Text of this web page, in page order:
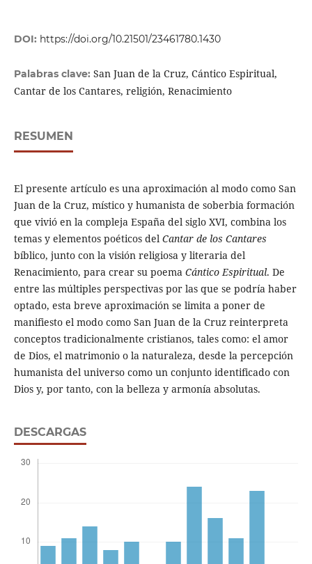
DOI: https://doi.org/10.21501/23461780.1430
Palabras clave: San Juan de la Cruz, Cántico Espiritual,
Cantar de los Cantares, religión, Renacimiento
RESUMEN
El presente artículo es una aproximación al modo como San
Juan de la Cruz, místico y humanista de soberbia formación
que vivió en la compleja España del siglo XVI, combina los
temas y elementos poéticos del Cantar de los Cantares
bíblico, junto con la visión religiosa y literaria del
Renacimiento, para crear su poema Cántico Espiritual. De
entre las múltiples perspectivas por las que se podría haber
optado, esta breve aproximación se limita a poner de
manifiesto el modo como San Juan de la Cruz reinterpreta
conceptos tradicionalmente cristianos, tales como: el amor
de Dios, el matrimonio o la naturaleza, desde la percepción
humanista del universo como un conjunto identificado con
Dios y, por tanto, con la belleza y armonía absolutas.
DESCARGAS